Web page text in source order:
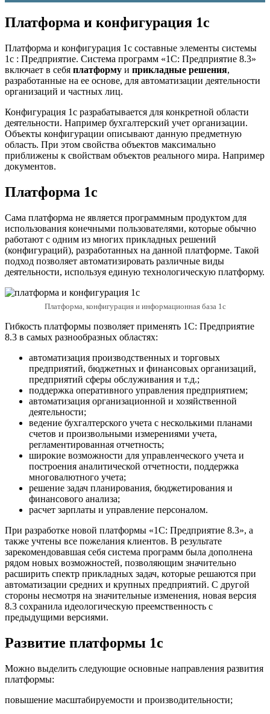
Платформа и конфигурация 1с
Платформа и конфигурация 1с составные элементы системы
1с : Предприятие. Система программ «1С: Предприятие 8.3»
включает в себя платформу и прикладные решения,
разработанные на ее основе, для автоматизации деятельности
организаций и частных лиц.
Конфигурация 1с разрабатывается для конкретной области
деятельности. Например бухгалтерский учет организации.
Объекты конфигурации описывают данную предметную
область. При этом свойства объектов максимально
приближены к свойствам объектов реального мира. Например
документов.
Платформа 1с
Сама платформа не является программным продуктом для
использования конечными пользователями, которые обычно
работают с одним из многих прикладных решений
(конфигураций), разработанных на данной платформе. Такой
подход позволяет автоматизировать различные виды
деятельности, используя единую технологическую платформу.
Платформа, конфигурация и информационная база 1с
Гибкость платформы позволяет применять 1С: Предприятие
8.3 в самых разнообразных областях:
автоматизация производственных и торговых
предприятий, бюджетных и финансовых организаций,
предприятий сферы обслуживания и т.д.;
поддержка оперативного управления предприятием;
автоматизация организационной и хозяйственной
деятельности;
ведение бухгалтерского учета с несколькими планами
счетов и произвольными измерениями учета,
регламентированная отчетность;
широкие возможности для управленческого учета и
построения аналитической отчетности, поддержка
многовалютного учета;
решение задач планирования, бюджетирования и
финансового анализа;
расчет зарплаты и управление персоналом.
При разработке новой платформы «1С: Предприятие 8.3», а
также учтены все пожелания клиентов. В результате
зарекомендовавшая себя система программ была дополнена
рядом новых возможностей, позволяющим значительно
расширить спектр прикладных задач, которые решаются при
автоматизации средних и крупных предприятий. С другой
стороны несмотря на значительные изменения, новая версия
8.3 сохранила идеологическую преемственность с
предыдущими версиями.
Развитие платформы 1с
Можно выделить следующие основные направления развития
платформы:
повышение масштабируемости и производительности;